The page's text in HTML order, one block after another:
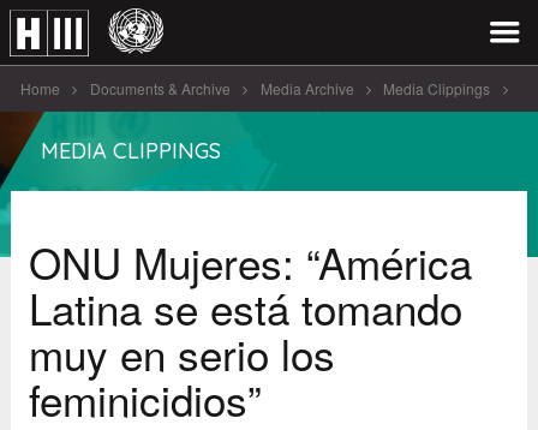
Home Documents & Archive Media Archive Media Clippings
ONU Mujeres: "América Latina se [...]
MEDIA CLIPPINGS
ONU Mujeres: “América
Latina se está tomando
muy en serio los
feminicidios”